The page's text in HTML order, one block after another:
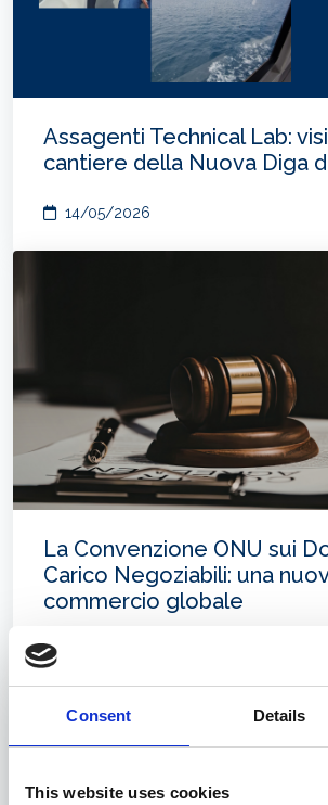
Consent Details
This website uses cookies
Assagenti Technical Lab:
cantiere della Nuova Diga
14/05/2026
La Convenzione ONU sui
Carico Negoziabili: una
commercio globale